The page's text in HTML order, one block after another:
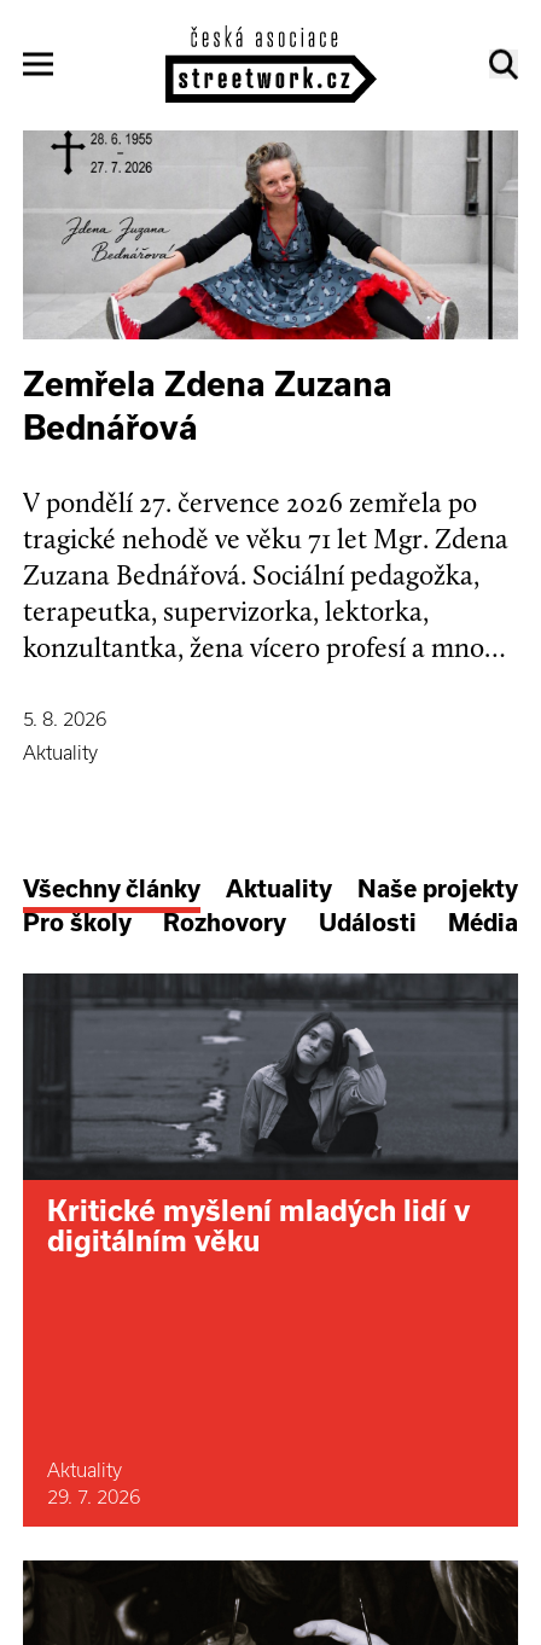
Zemřela Zdena Zuzana
Bednářová
V pondělí 27. července 2026 zemřela po
tragické nehodě ve věku 71 let Mgr. Zdena
Zuzana Bednářová. Sociální pedagožka,
terapeutka, supervizorka, lektorka,
konzultantka, žena vícero profesí a mnoha
nespoutanou povahou.
5. 8. 2026
Aktuality
Všechny články Aktuality
Naše projekty
Pro školy
Rozhovory Události Média
Kritické myšlení mladých lidí v
digitálním věku
Aktuality
29. 7. 2026